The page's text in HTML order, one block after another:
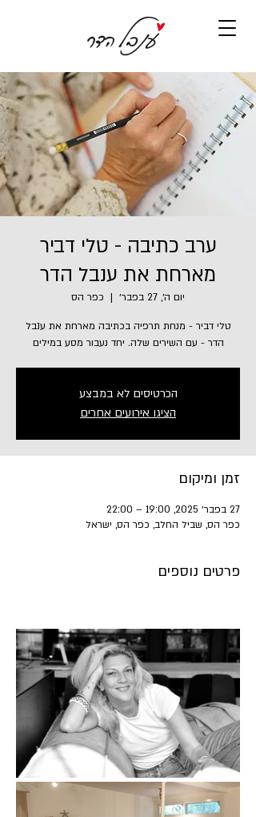
ערב כתיבה - טלי דביר
מארחת את ענבל הדר
יום ה׳, 27 בפבר׳
  |
כפר הס
טלי דביר - מנחת תרפיה בכתיבה מארחת את ענבל
הדר - עם השירים שלה. יחד נעבור מסע במילים
הכרטיסים לא במבצע
הציגו אירועים אחרים
זמן ומיקום
27 בפבר׳ 2025, 19:00 – 22:00
כפר הס, שביל החלב, כפר הס, ישראל
פרטים נוספים